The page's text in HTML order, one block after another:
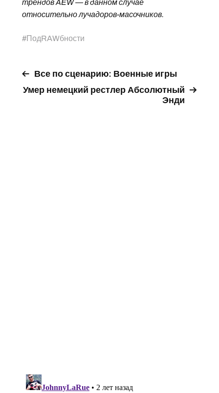
трендов AEW — в данном случае
относительно лучадоров-масочников.
#ПодRAWбности
Все по сценарию: Военные игры
Умер немецкий рестлер Абсолютный
Энди